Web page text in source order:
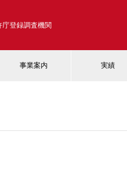
登録調査機関
事業案内 実績